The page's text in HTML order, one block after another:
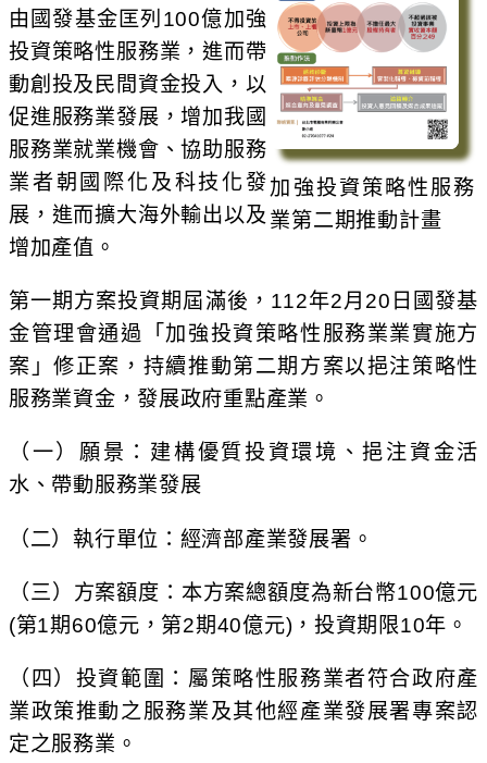
加強投資策略性服務
業第二期推動計畫
由國發基金匡列100億加強
投資策略性服務業，進而帶
動創投及民間資金投入，以
促進服務業發展，增加我國
服務業就業機會、協助服務
業者朝國際化及科技化發
展，進而擴大海外輸出以及
增加產值。
第一期方案投資期屆滿後，112年2月20日國發基
金管理會通過「加強投資策略性服務業業實施方
案」修正案，持續推動第二期方案以挹注策略性
服務業資金，發展政府重點產業。
（一）願景：建構優質投資環境、挹注資金活
水、帶動服務業發展
（二）執行單位：經濟部產業發展署。
（三）方案額度：本方案總額度為新台幣100億元
(第1期60億元，第2期40億元)，投資期限10年。
（四）投資範圍：屬策略性服務業者符合政府產
業政策推動之服務業及其他經產業發展署專案認
定之服務業。